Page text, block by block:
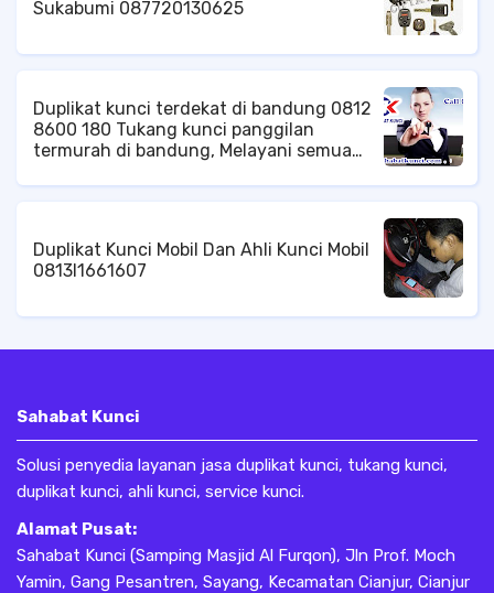
Sukabumi 087720130625
Duplikat kunci terdekat di bandung 0812
8600 180 Tukang kunci panggilan
termurah di bandung, Melayani semua
cepat dan profesional, Duplikat kunci
bandung, service kunci brankas
panggilan di bandung, tukang kunci
hubungi kami.
Duplikat Kunci Mobil Dan Ahli Kunci Mobil
0813l1661607
Sahabat Kunci
Solusi penyedia layanan jasa duplikat kunci, tukang kunci,
duplikat kunci, ahli kunci, service kunci.
Alamat Pusat:
Sahabat Kunci (Samping Masjid Al Furqon), Jln Prof. Moch
Yamin, Gang Pesantren, Sayang, Kecamatan Cianjur, Cianjur